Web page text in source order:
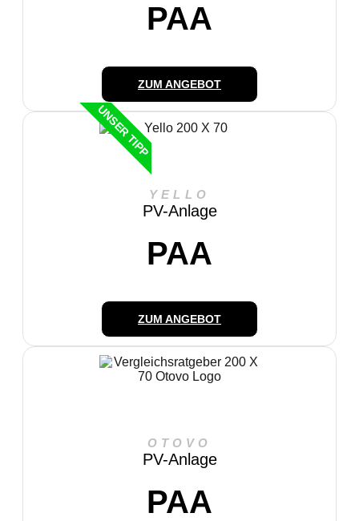
PAA
ZUM ANGEBOT
UNSER TIPP
YELLO
PV-Anlage
PAA
ZUM ANGEBOT
OTOVO
PV-Anlage
PAA